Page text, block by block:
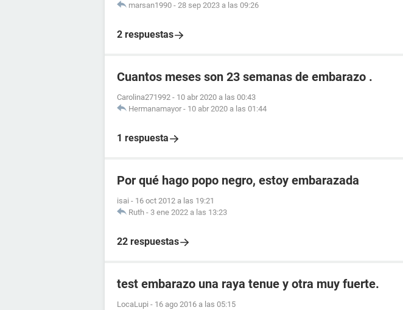
marsan1990 - 28 sep 2023 a las 09:26
2 respuestas
Cuantos meses son 23 semanas de embarazo .
Carolina271992 - 10 abr 2020 a las 00:43
Hermanamayor - 10 abr 2020 a las 01:44
1 respuesta
Por qué hago popo negro, estoy embarazada
isai - 16 oct 2012 a las 19:21
Ruth - 3 ene 2022 a las 13:23
22 respuestas
test embarazo una raya tenue y otra muy fuerte.
LocaLupi - 16 ago 2016 a las 05:15